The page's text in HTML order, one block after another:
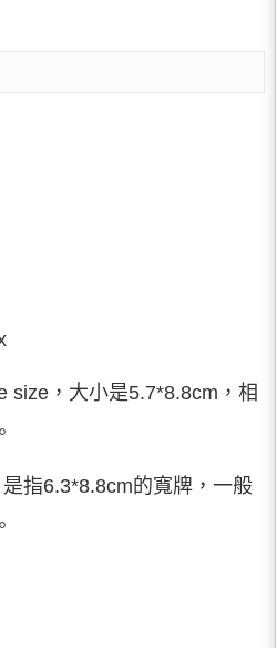
size，大小是5.7*8.8cm，相
指6.3*8.8cm的寬牌，一般